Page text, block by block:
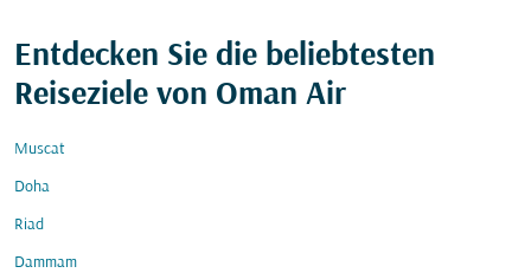
Entdecken Sie die beliebtesten
Reiseziele von Oman Air
Muscat
Doha
Riad
Dammam